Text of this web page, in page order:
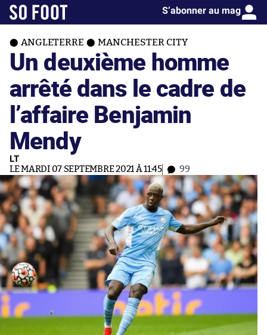
S’abonner au mag
ANGLETERRE MANCHESTER CITY
Un deuxième homme
arrêté dans le cadre de
l’affaire Benjamin
Mendy
LT
LE MARDI 07 SEPTEMBRE 2021 À 11:45 99